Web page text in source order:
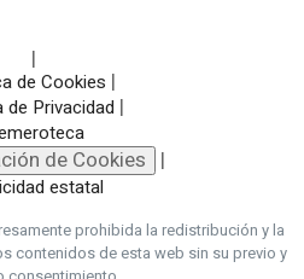
|
de Cookies |
de Privacidad |
de Cookies |
estatal
prohibida la redistribución y la
contenidos de esta web sin su previo y